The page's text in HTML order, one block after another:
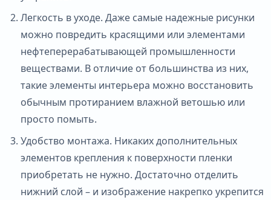
Легкость в уходе. Даже самые надежные рисунки
можно повредить красящими или элементами
нефтеперерабатывающей промышленности
веществами. В отличие от большинства из них,
такие элементы интерьера можно восстановить
обычным протиранием влажной ветошью или
просто помыть.
Удобство монтажа. Никаких дополнительных
элементов крепления к поверхности пленки
приобретать не нужно. Достаточно отделить
нижний слой – и изображение накрепко укрепится